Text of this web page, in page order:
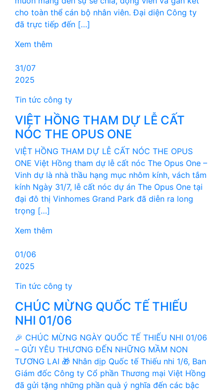
cho toàn thể cán bộ nhân viên. Đại diện Công ty
đã trực tiếp đến […]
Xem thêm
31/07
2025
Tin tức công ty
VIỆT HỒNG THAM DỰ LỄ CẤT
NÓC THE OPUS ONE
VIỆT HỒNG THAM DỰ LỄ CẤT NÓC THE OPUS
ONE Việt Hồng tham dự lễ cất nóc The Opus One –
Vinh dự là nhà thầu hạng mục nhôm kính, vách tắm
kính Ngày 31/7, lễ cất nóc dự án The Opus One tại
đại đô thị Vinhomes Grand Park đã diễn ra long
trọng […]
Xem thêm
01/06
2025
Tin tức công ty
CHÚC MỪNG QUỐC TẾ THIẾU
NHI 01/06
🎉 CHÚC MỪNG NGÀY QUỐC TẾ THIẾU NHI 01/06
– GỬI YÊU THƯƠNG ĐẾN NHỮNG MẦM NON
TƯƠNG LAI 🎁 Nhân dịp Quốc tế Thiếu nhi 1/6, Ban
Giám đốc Công ty Cổ phần Thương mại Việt Hồng
đã gửi tặng những phần quà ý nghĩa đến các bậc